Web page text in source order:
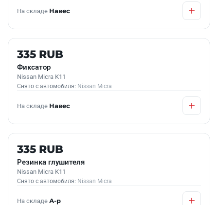
На складе Навес
Б/У В НАЛИЧИИ
335 RUB
Фиксатор
Nissan Micra K11
Снято с автомобиля: Nissan Micra
На складе Навес
Б/У В НАЛИЧИИ
335 RUB
Резинка глушителя
Nissan Micra K11
Снято с автомобиля: Nissan Micra
На складе А-р